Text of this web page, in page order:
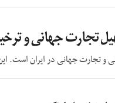
جهانی و
و تجارت جهانی در ایران